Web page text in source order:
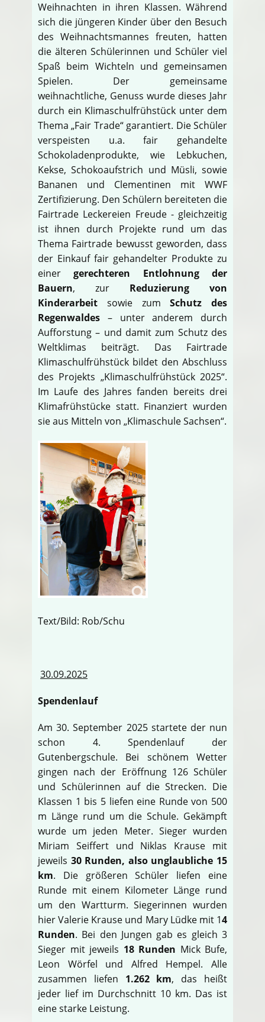
Weihnachten in ihren Klassen. Während
sich die jüngeren Kinder über den Besuch
des Weihnachtsmannes freuten, hatten
die älteren Schülerinnen und Schüler viel
Spaß beim Wichteln und gemeinsamen
Spielen. Der gemeinsame
weihnachtliche, Genuss wurde dieses Jahr
durch ein Klimaschulfrühstück unter dem
Thema „Fair Trade“ garantiert. Die Schüler
verspeisten u.a. fair gehandelte
Schokoladenprodukte, wie Lebkuchen,
Kekse, Schokoaufstrich und Müsli, sowie
Bananen und Clementinen mit WWF
Zertifizierung. Den Schülern bereiteten die
Fairtrade Leckereien Freude - gleichzeitig
ist ihnen durch Projekte rund um das
Thema Fairtrade bewusst geworden, dass
der Einkauf fair gehandelter Produkte zu
einergerechteren Entlohnung der
Bauern, zur Reduzierung von
Kinderarbeit sowie zumSchutz des
Regenwaldes – unter anderem durch
Aufforstung – und damit zum Schutz des
Weltklimas beiträgt. Das Fairtrade
Klimaschulfrühstück bildet den Abschluss
des Projekts „Klimaschulfrühstück 2025“.
Im Laufe des Jahres fanden bereits drei
Klimafrühstücke statt. Finanziert wurden
sie aus Mitteln von „Klimaschule Sachsen“.
Text/Bild: Rob/Schu
30.09.2025
Spendenlauf
Am 30. September 2025 startete der nun
schon 4. Spendenlauf der
Gutenbergschule. Bei schönem Wetter
gingen nach der Eröffnung 126 Schüler
und Schülerinnen auf die Strecken. Die
Klassen 1 bis 5 liefen eine Runde von 500
m Länge rund um die Schule. Gekämpft
wurde um jeden Meter. Sieger wurden
Miriam Seiffert und Niklas Krause mit
jeweils 30 Runden, also unglaubliche 15
km. Die größeren Schüler liefen eine
Runde mit einem Kilometer Länge rund
um den Wartturm. Siegerinnen wurden
hier Valerie Krause und Mary Lüdke mit 14
Runden. Bei den Jungen gab es gleich 3
Sieger mit jeweils 18 Runden Mick Bufe,
Leon Wörfel und Alfred Hempel. Alle
zusammen liefen 1.262 km, das heißt
jeder lief im Durchschnitt 10 km. Das ist
eine starke Leistung.